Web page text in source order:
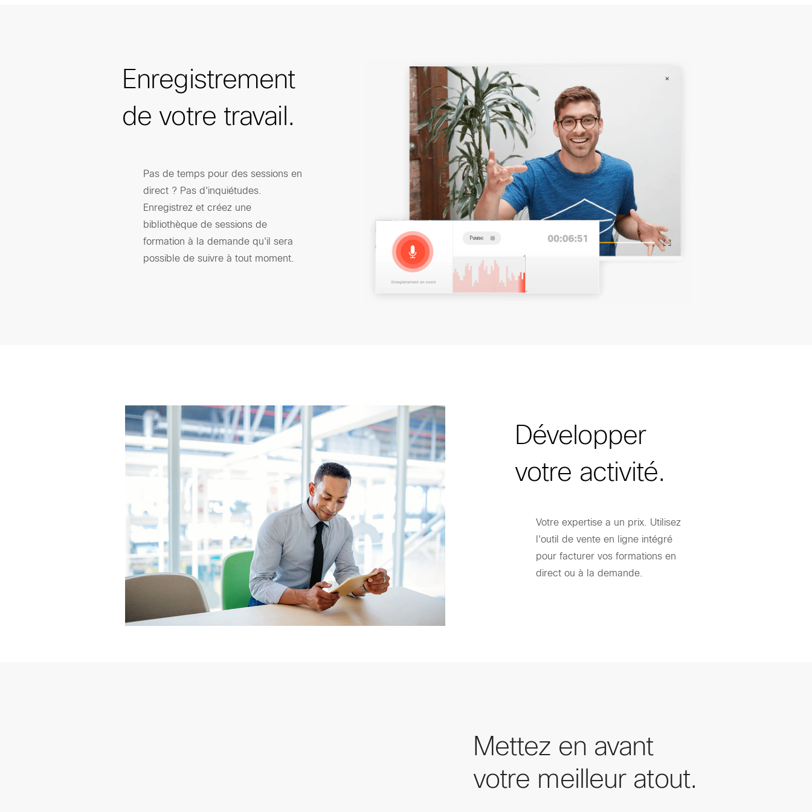
Enregistrement
de votre travail.
Pas de temps pour des sessions en
direct ? Pas d'inquiétudes.
Enregistrez et créez une
bibliothèque de sessions de
formation à la demande qu'il sera
possible de suivre à tout moment.
Développer
votre activité.
Votre expertise a un prix. Utilisez
l'outil de vente en ligne intégré
pour facturer vos formations en
direct ou à la demande.
Mettez en avant
votre meilleur atout.